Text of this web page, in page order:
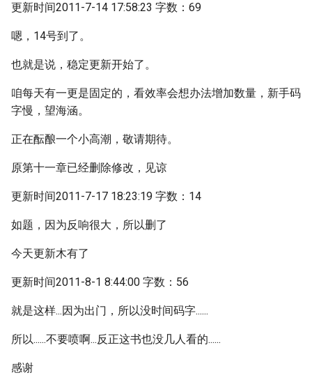
更新时间2011-7-14 17:58:23 字数：69
嗯，14号到了。
也就是说，稳定更新开始了。
咱每天有一更是固定的，看效率会想办法增加数量，新手码
字慢，望海涵。
正在酝酿一个小高潮，敬请期待。
原第十一章已经删除修改，见谅
更新时间2011-7-17 18:23:19 字数：14
如题，因为反响很大，所以删了
今天更新木有了
更新时间2011-8-1 8:44:00 字数：56
就是这样...因为出门，所以没时间码字......
所以......不要喷啊...反正这书也没几人看的......
感谢